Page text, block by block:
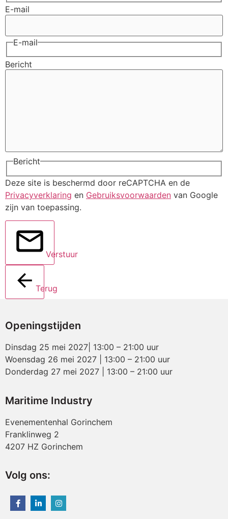
E-mail
E-mail
Bericht
Bericht
Deze site is beschermd door reCAPTCHA en de
Privacyverklaring en Gebruiksvoorwaarden van Google
zijn van toepassing.
Verstuur
Terug
Openingstijden
Dinsdag 25 mei 2027| 13:00 – 21:00 uur
Woensdag 26 mei 2027 | 13:00 – 21:00 uur
Donderdag 27 mei 2027 | 13:00 – 21:00 uur
Maritime Industry
Evenementenhal Gorinchem
Franklinweg 2
4207 HZ Gorinchem
Volg ons: